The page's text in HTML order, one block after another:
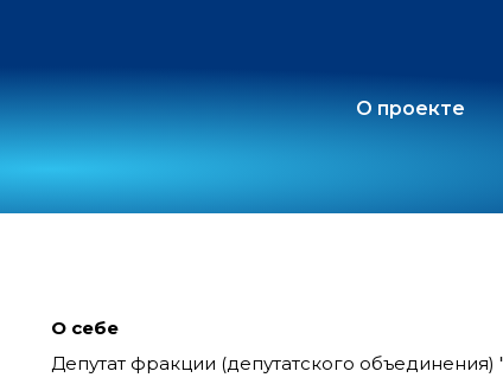
О проекте
О себе
Депутат фракции (депутатского